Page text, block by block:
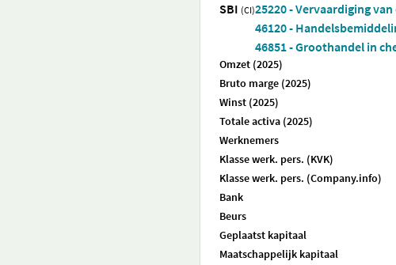
SBI (CI)25220 - Vervaardiging
46120 -
46851 - Groothandel in
Omzet (2025)
Bruto marge (2025)
Winst (2025)
Totale activa (2025)
Werknemers
Klasse werk. pers. (KVK)
Klasse werk. pers. (Company.info)
Bank
Beurs
Geplaatst kapitaal
Maatschappelijk kapitaal